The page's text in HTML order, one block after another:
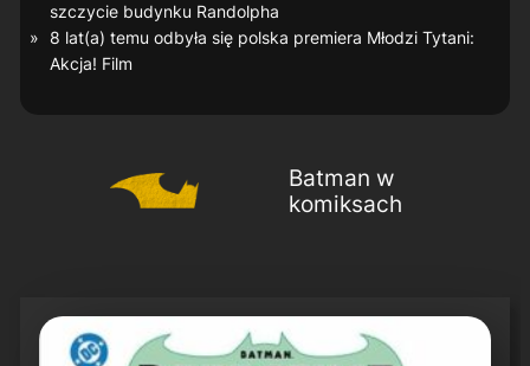
szczycie budynku Randolpha
8 lat(a) temu odbyła się polska premiera Młodzi Tytani:
Akcja! Film
Batman w
komiksach